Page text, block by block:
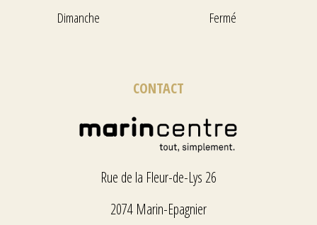
Dimanche
Fermé
CONTACT
Rue de la Fleur-de-Lys 26
2074 Marin-Epagnier